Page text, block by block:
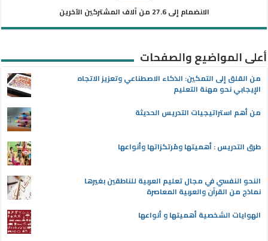
الانضمام إلى 27.6 من آلاف المشتركين الآخرين
أعلى المواضيع والصفحات
من القلق إلى التمكين: الذكاء الاصطناعي وتعزيز الاتجاه
الإيجابي نحو مهنة التعليم
من أهم استراتيجيات التدريس الحديثة
طرق التدريس : أهميتها ومُرتكزاتها وأنواعها
النحو النفسي في مجال تعليم العربية للناطقين بغيرها
نماذج من القرآن والعربية المعاصرة
الهوايات الشخصية أهميتها و أنواعها